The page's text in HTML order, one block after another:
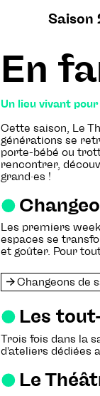
Saison
En
Un lieu vivant
Cette saison, Le
générations se
porte-bébé ou
rencontrer,
grand·es !
Les premiers
espaces se
et goûter. Pour
Changeons de
Les
Trois fois dans la
d'ateliers dédiées
Le